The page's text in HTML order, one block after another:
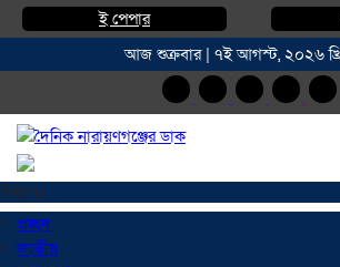
ই পেপার
আজ শুক্রবার | ৭ই আগস্ট, ২০২৬
Menu
প্রচ্ছদ
জাতীয়